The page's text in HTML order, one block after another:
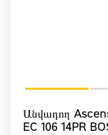
Անվադող
EC 106 14PR